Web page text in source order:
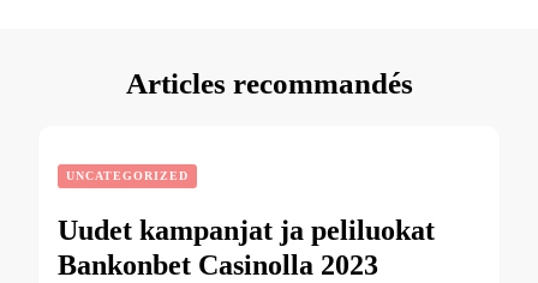
Articles recommandés
UNCATEGORIZED
Uudet kampanjat ja peliluokat
Bankonbet Casinolla 2023